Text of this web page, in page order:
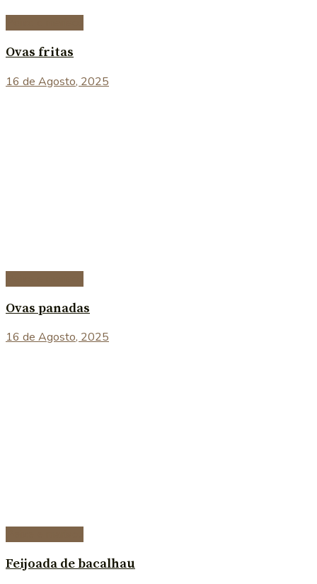
Ovas fritas
16 de Agosto, 2025
Ovas panadas
16 de Agosto, 2025
Feijoada de bacalhau